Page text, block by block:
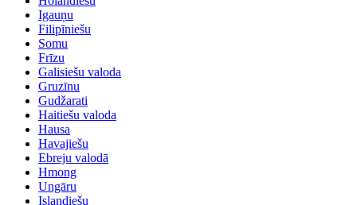
Igauņu
Filipīniešu
Somu
Frīzu
Galisiešu valoda
Gruzīnu
Gudžarati
Haitiešu valoda
Hausa
Havajiešu
Ebreju valodā
Hmong
Ungāru
Islandiešu